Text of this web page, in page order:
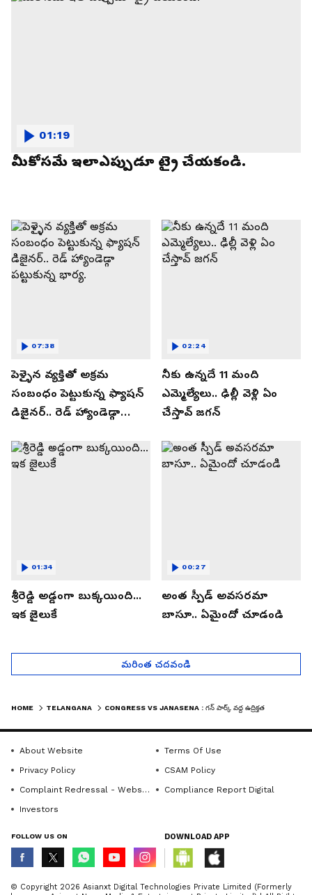
మీకోసమే ఇలాఎప్పుడూ ట్రై చేయకండి.
01:19
పెళ్ళైన వ్యక్తితో అక్రమ
సంబంధం పెట్టుకున్న ఫ్యాషన్
డిజైనర్.. రెడ్ హ్యాండెడ్గా
07:38
నీకు ఉన్నదే 11 మంది
ఎమ్మెల్యేలు.. ఢిల్లీ వెళ్లి ఏం
చేస్తావ్ జగన్
02:24
శ్రీరెడ్డి అడ్డంగా బుక్కయింది...
ఇక జైలుకే
01:34
అంత స్పీడ్ అవసరమా
బాసూ.. ఏమైందో చూడండి
00:27
మరింత చదవండి
HOME TELANGANA
About Website
Terms Of Use
Privacy Policy
CSAM Policy
Complaint Redressal - Website
Compliance Report Digital
Investors
FOLLOW US ON DOWNLOAD APP
© Copyright 2026 Asianxt Digital Technologies Private Limited (Formerly